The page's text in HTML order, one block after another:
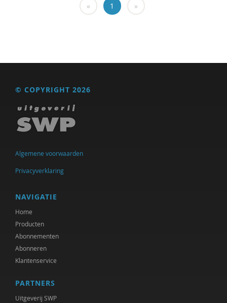
Nienke van Ittersum
Ton Jorna
Chris Julien
Doortje Kal
Erwin Kamp
Mariël Kanne
Simona Karbouniaris
Femke Kaulingfreks
Femke Kaulingfreks
Gesche Keding
Lonneke Knegtel
« 1 »
© COPYRIGHT 2026
Algemene voorwaarden
Privacyverklaring
NAVIGATIE
Home
Producten
Abonnementen
Abonneren
Klantenservice
PARTNERS
Uitgeverij SWP